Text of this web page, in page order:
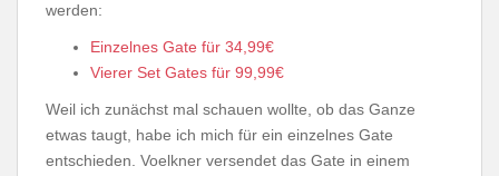
werden:
Einzelnes Gate für 34,99€
Vierer Set Gates für 99,99€
Weil ich zunächst mal schauen wollte, ob das Ganze
etwas taugt, habe ich mich für ein einzelnes Gate
entschieden. Voelkner versendet das Gate in einem